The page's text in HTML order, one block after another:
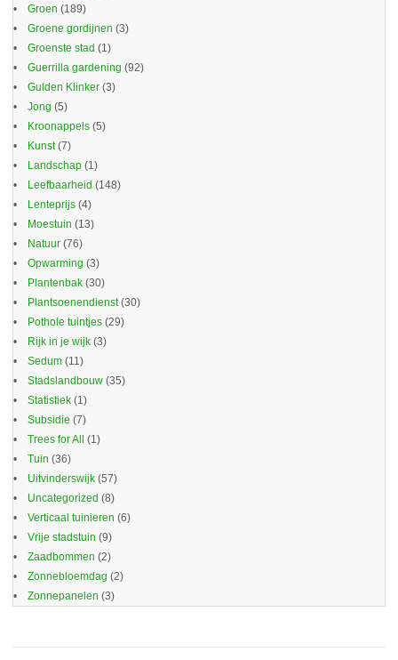
Groen (189)
Groene gordijnen (3)
Groenste stad (1)
Guerrilla gardening (92)
Gulden Klinker (3)
Jong (5)
Kroonappels (5)
Kunst(7)
Landschap (1)
Leefbaarheid (148)
Lenteprijs (4)
Moestuin (13)
Natuur (76)
Opwarming (3)
Plantenbak (30)
Plantsoenendienst(30)
Pothole tuintjes (29)
Rijk in je wijk (3)
Sedum (11)
Stadslandbouw (35)
Statistiek (1)
Subsidie (7)
Trees for All
(1)
Tuin (36)
Uitvinderswijk (57)
Uncategorized (8)
Verticaal tuinieren (6)
Vrije stadstuin (9)
Zaadbommen (2)
Zonnebloemdag (2)
Zonnepanelen (3)